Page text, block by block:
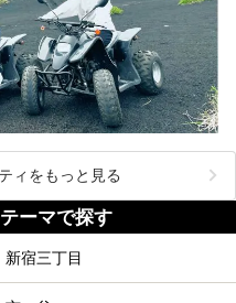
ィをもっと見る
ーマで探す
新宿三丁目